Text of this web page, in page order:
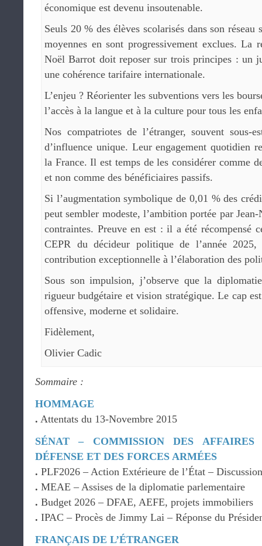
économique est devenu insoutenable.
Seuls 20 % des élèves scolarisés dans son réseau
moyennes en sont progressivement exclues. La
Noël Barrot doit reposer sur trois principes : un
une cohérence tarifaire internationale.
L’enjeu ? Réorienter les subventions vers les
l’accès à la langue et à la culture pour tous les
Nos compatriotes de l’étranger, souvent sous-
d’influence unique. Leur engagement quotidien
la France. Il est temps de les considérer comme
et non comme des bénéficiaires passifs.
Si l’augmentation symbolique de 0,01 % des
peut sembler modeste, l’ambition portée par
contraintes. Preuve en est : il a été récompensé
CEPR du décideur politique de l’année 2025,
contribution exceptionnelle à l’élaboration des
Sous son impulsion, j’observe que la
rigueur budgétaire et vision stratégique. Le cap
offensive, moderne et solidaire.
Fidèlement,
Olivier Cadic
Sommaire :
HOMMAGE
. Attentats du 13-Novembre 2015
SÉNAT – COMMISSION DES
DÉFENSE ET DES FORCES ARMÉES
. PLF2026 – Action Extérieure de l’État –
. MEAE – Assises de la diplomatie parlementaire
. Budget 2026 – DFAE, AEFE, projets immobiliers
. IPAC – Procès de Jimmy Lai – Réponse du
FRANÇAIS DE L’ÉTRANGER